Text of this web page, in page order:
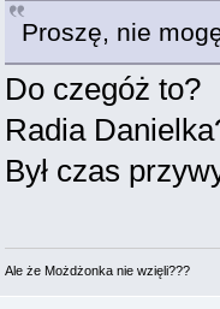
Proszę, nie
Do czegóż to?
Radia
Był czas
Ale że Możdżonka nie wzięli???